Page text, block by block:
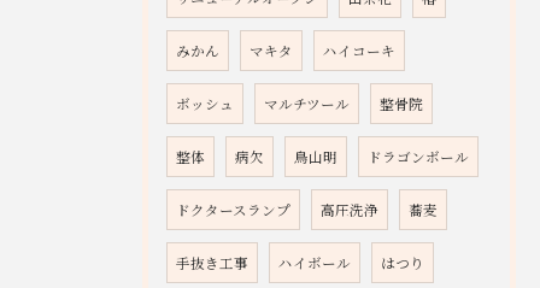
みかん マキタ ハイコーキ
ボッシュ マルチツール 整骨院
整体 病欠 鳥山明 ドラゴンボール
ドクタースランプ 高圧洗浄 蕎麦
手抜き工事 ハイボール はつり